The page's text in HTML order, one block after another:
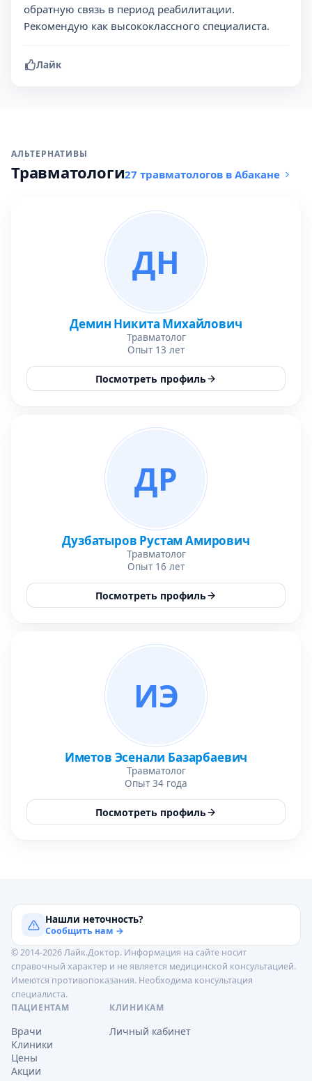
обратную связь в период реабилитации.
Рекомендую как высококлассного специалиста.
Лайк
АЛЬТЕРНАТИВЫ
Травматологи27 травматологов в Абакане
ДН
Демин Никита Михайлович
Травматолог
Опыт 13 лет
Посмотреть профиль
ДР
Дузбатыров Рустам Амирович
Травматолог
Опыт 16 лет
Посмотреть профиль
ИЭ
Иметов Эсенали Базарбаевич
Травматолог
Опыт 34 года
Посмотреть профиль
Нашли неточность?
Сообщить нам →
© 2014-2026 Лайк.Доктор. Информация на сайте носит
справочный характер и не является медицинской консультацией.
Имеются противопоказания. Необходима консультация
специалиста.
ПАЦИЕНТАМ
Врачи
Клиники
Цены
Акции
КЛИНИКАМ
Личный кабинет